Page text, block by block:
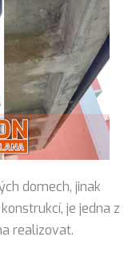
domech, jinak
je jedna z
realizovat.